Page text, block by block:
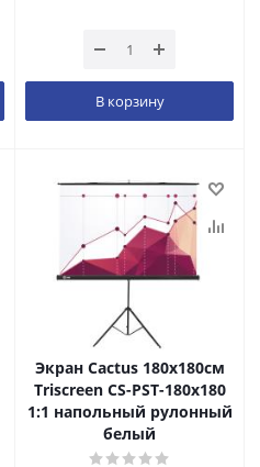
В корзину
Экран Cactus 180x180см
Triscreen CS-PST-180x180
1:1 напольный рулонный
белый